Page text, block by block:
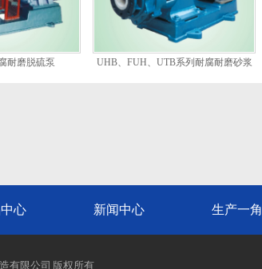
耐磨脱硫泵
UHB、FUH、UTB系列耐腐耐磨砂浆
心 新闻中心 生产一角
有限公司 版权所有